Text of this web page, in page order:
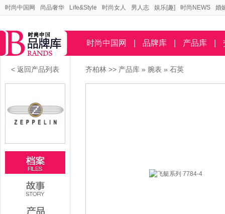
时尚中国网 尚品奢华 Life&Style 时尚女人 男人志 娱乐[趣] 时尚NEWS 婚
时尚中国网 品牌库 产品库
< 返回产品列表 齐柏林 >> 产品库 » 腕表 » 石英